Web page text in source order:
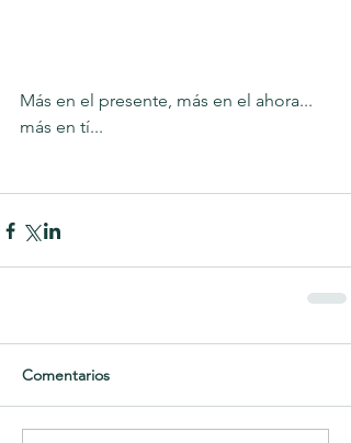
Más en el presente, más en el ahora...
más en tí...
Comentarios